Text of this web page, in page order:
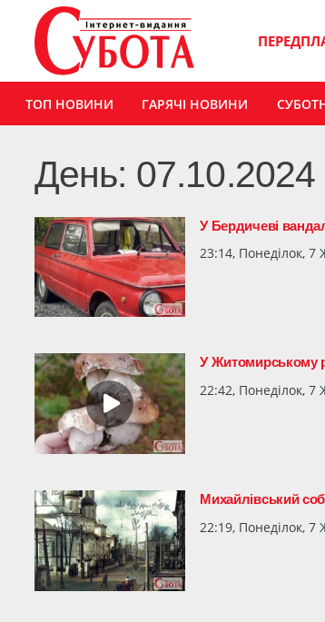
ТОП НОВИНИ ГАРЯЧІ НОВИНИ
День: 07.10.2024
У Бердичеві
23:14, Понеділок, 7
У Житомирському
22:42, Понеділок, 7
Михайлівський
22:19, Понеділок, 7